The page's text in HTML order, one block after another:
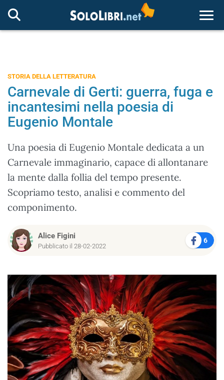
STORIA DELLA LETTERATURA
Carnevale di Gerti: guerra, fuga e
incantesimi nella poesia di
Eugenio Montale
Una poesia di Eugenio Montale dedicata a un
Carnevale immaginario, capace di allontanare
la mente dalla follia del tempo presente.
Scopriamo testo, analisi e commento del
componimento.
Alice Figini
Pubblicato il 28-02-2022
6